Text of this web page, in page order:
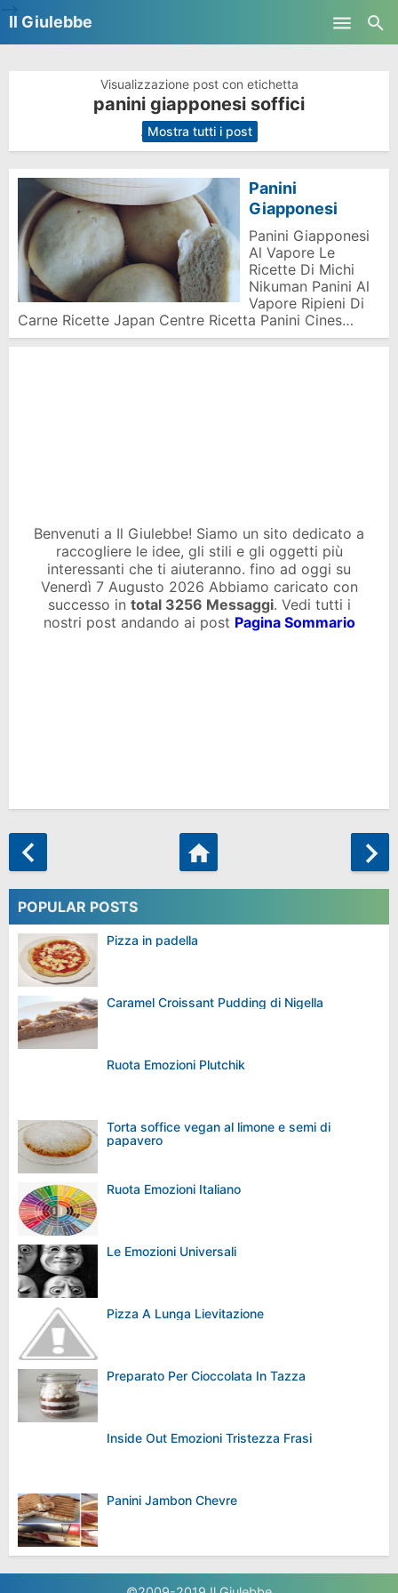
Il Giulebbe
Visualizzazione post con etichetta
panini giapponesi soffici
. Mostra tutti i post
Panini
Giapponesi
Panini Giapponesi
Al Vapore Le
Ricette Di Michi
Nikuman Panini Al
Vapore Ripieni Di
Carne Ricette Japan Centre Ricetta Panini Cines…
Benvenuti a Il Giulebbe! Siamo un sito dedicato a
raccogliere le idee, gli stili e gli oggetti più
interessanti che ti aiuteranno. fino ad oggi su
Venerdì 7 Augusto 2026 Abbiamo caricato con
successo in total 3256 Messaggi. Vedi tutti i
nostri post andando ai post Pagina Sommario
POPULAR POSTS
Pizza in padella
Caramel Croissant Pudding di Nigella
Ruota Emozioni Plutchik
Torta soffice vegan al limone e semi di
papavero
Ruota Emozioni Italiano
Le Emozioni Universali
Pizza A Lunga Lievitazione
Preparato Per Cioccolata In Tazza
Inside Out Emozioni Tristezza Frasi
Panini Jambon Chevre